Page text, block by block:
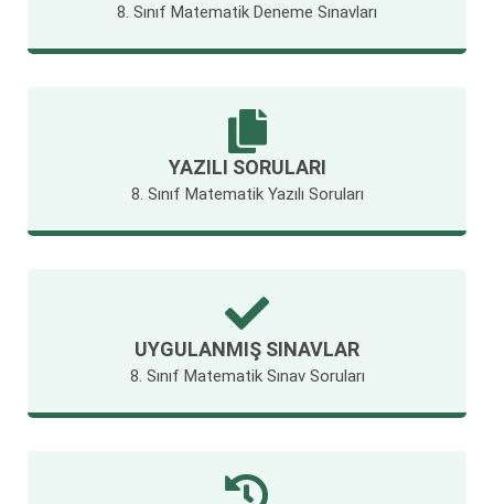
8. Sınıf Matematik Deneme Sınavları
YAZILI SORULARI
8. Sınıf Matematik Yazılı Soruları
UYGULANMIŞ SINAVLAR
8. Sınıf Matematik Sınav Soruları